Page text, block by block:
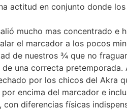
actitud en conjunto donde
mucho mas concentrado
el marcador a los pocos
de nuestros ¾ que no
una correcta
por los chicos del Akra
encima del marcador e
diferencias físicas